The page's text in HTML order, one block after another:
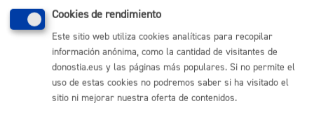
Comunícate con el Ayuntamiento de Donostia / San
Sebastián
(gratuito desde Donostia / San Sebastián)
(+34) 943 481 000
Buzón de la ciudadanía
Cookies de rendimiento
Este sitio web utiliza cookies analíticas para recopilar
información anónima, como la cantidad de visitantes de
donostia.eus y las páginas más populares. Si no permite el
uso de estas cookies no podremos saber si ha visitado el
sitio ni mejorar nuestra oferta de contenidos.